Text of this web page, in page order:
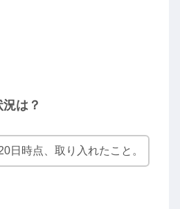
は？
日時点、取り入れたこと。